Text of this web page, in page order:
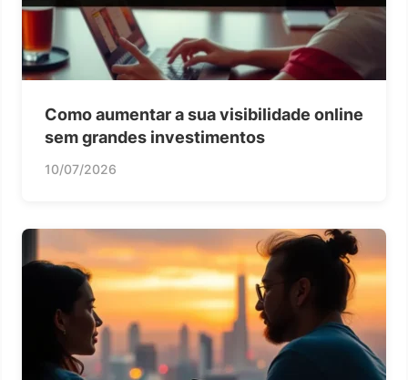
Como aumentar a sua visibilidade online
sem grandes investimentos
10/07/2026